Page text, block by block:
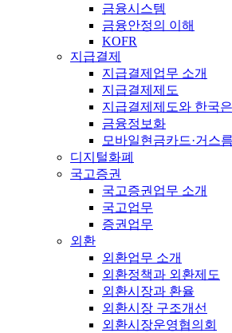
금융시스템
금융안정의 이해
KOFR
지급결제
지급결제업무 소개
지급결제제도
지급결제제도와 한국
금융정보화
모바일현금카드·거스
디지털화폐
국고증권
국고증권업무 소개
국고업무
증권업무
외환
외환업무 소개
외환정책과 외환제도
외환시장과 환율
외환시장 구조개선
외환시장운영협의회